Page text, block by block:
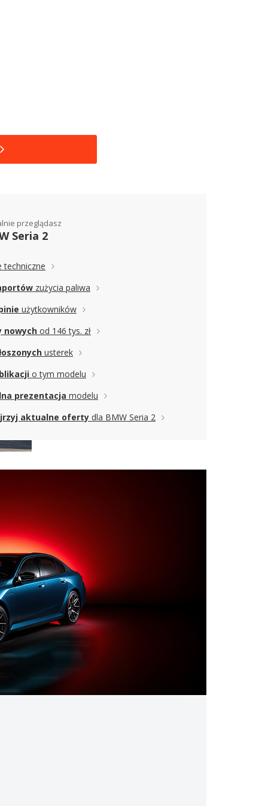
przeglądasz
Seria 2
techniczne
zużycia paliwa
użytkowników
nowych od 146 tys. zł
usterek
o tym modelu
prezentacja modelu
aktualne oferty dla BMW Seria 2